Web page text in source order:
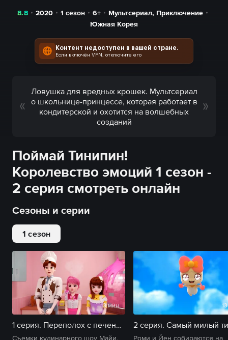
8.8 2020 1 сезон 6+ Мультсериал, Приключение
Южная Корея
Контент недоступен в вашей стране.
Если включён VPN, отключите его
Ловушка для вредных крошек. Мультсериал
о школьнице-принцессе, которая работает в
кондитерской и охотится на волшебных
созданий
Поймай Тинипин!
Королевство эмоций 1 сезон -
2 серия смотреть онлайн
Сезоны и серии
1 сезон
13 мин
1 серия. Переполох с печеньками
Съемки кулинарного шоу Майи,
Роми и Йен собираются на